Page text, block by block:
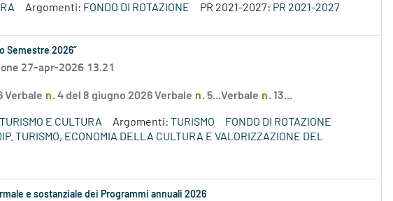
Argomenti: FONDO DI ROTAZIONE PR 2021-2027: PR 2021-2027
Semestre 2026”
27-apr-2026 13.21
Verbale n. 4 del 8 giugno 2026 Verbale n. 5...Verbale n. 13...
TURISMO E CULTURA Argomenti: TURISMO
FONDO DI ROTAZIONE
TURISMO, ECONOMIA DELLA CULTURA E VALORIZZAZIONE DEL
e sostanziale dei Programmi annuali 2026